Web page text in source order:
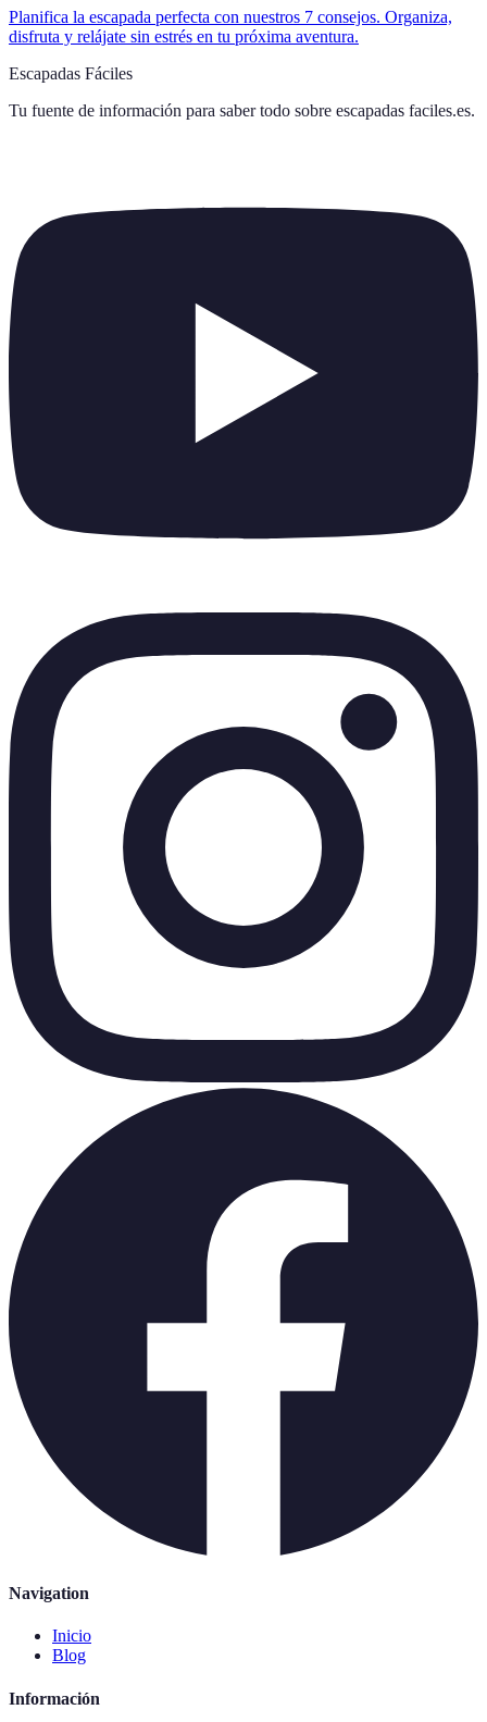
Planifica la escapada perfecta con nuestros 7 consejos. Organiza,
disfruta y relájate sin estrés en tu próxima aventura.
Escapadas Fáciles
Tu fuente de información para saber todo sobre escapadas faciles.es.
Navigation
Inicio
Blog
Información